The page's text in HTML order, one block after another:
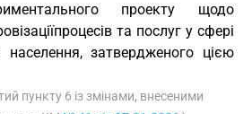
проекту щодо
та послуг у сфері
населення, затвердженого цією
пункту 6 із змінами, внесеними